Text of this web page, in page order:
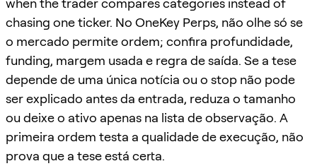
when the trader compares categories instead of
chasing one ticker. No OneKey Perps, não olhe só se
o mercado permite ordem; confira profundidade,
funding, margem usada e regra de saída. Se a tese
depende de uma única notícia ou o stop não pode
ser explicado antes da entrada, reduza o tamanho
ou deixe o ativo apenas na lista de observação. A
primeira ordem testa a qualidade de execução, não
prova que a tese está certa.